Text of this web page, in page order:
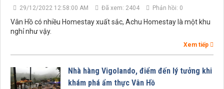
29/12/2022 12:58:00 AM Đã xem: 2404 Phản hồi: 0
Vân Hồ có nhiều Homestay xuất sắc, Achu Homestay là một khu
nghỉ như vậy.
Xem tiếp
Nhà hàng Vigolando, điểm đến lý tưởng khi
khám phá ẩm thực Vân Hồ